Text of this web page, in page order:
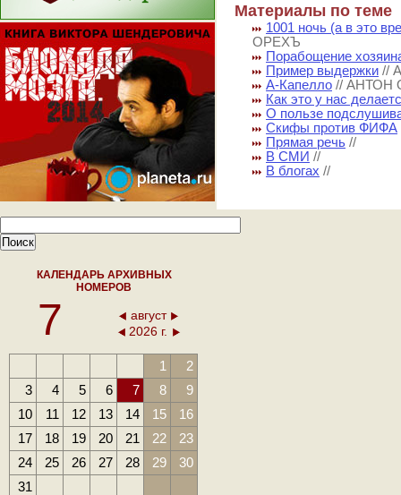
КАЛЕНДАРЬ АРХИВНЫХ
НОМЕРОВ
7
август
2026 г.
1
2
3
4 5 6 7 8
9
10
11 12 13 14 15
16
17
18 19 20 21 22
23
24
25 26 27 28 29
30
31
Материалы по теме
1001 ночь (а в это
ОРЕХЪ
Порабощение
Пример выдержки //
А-Капелло // АНТОН
Как это у нас
О пользе
Скифы против ФИФА
Прямая речь //
В СМИ //
В блогах //